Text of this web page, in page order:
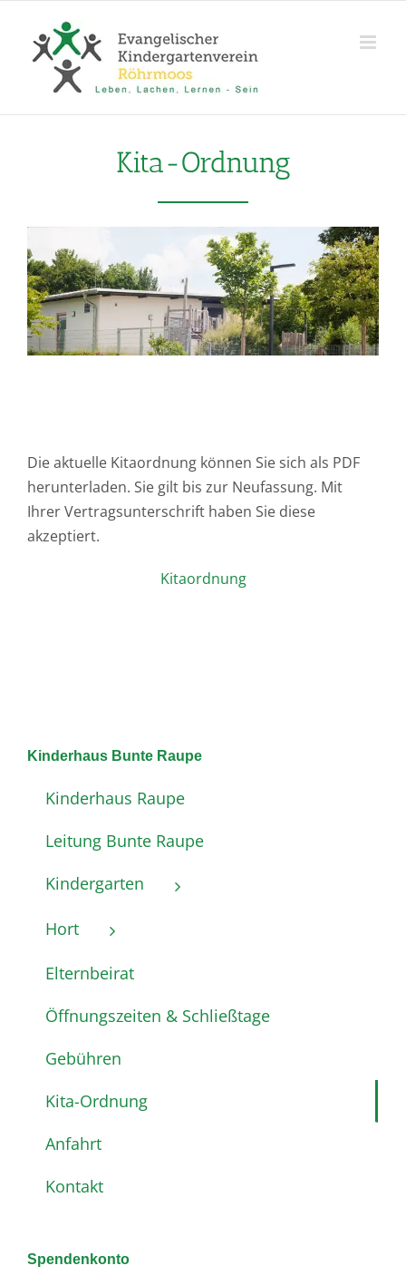
springen
Kita-Ordnung
Die aktuelle Kitaordnung können Sie sich als PDF
herunterladen. Sie gilt bis zur Neufassung. Mit
Ihrer Vertragsunterschrift haben Sie diese
akzeptiert.
Kitaordnung
Kinderhaus Bunte Raupe
Kinderhaus Raupe
Leitung Bunte Raupe
Kindergarten
Hort
Elternbeirat
Öffnungszeiten & Schließtage
Gebühren
Kita-Ordnung
Anfahrt
Kontakt
Spendenkonto